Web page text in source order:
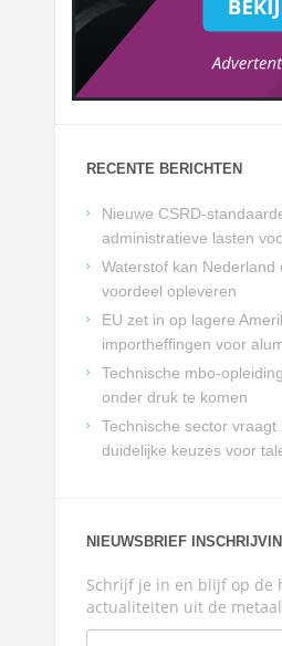
RECENTE BERICHTEN
Nieuwe CSRD-
administratieve lasten
Waterstof kan Nederland
voordeel opleveren
EU zet in op lagere
importheffingen voor
Technische mbo-
onder druk te komen
Technische sector vraagt
duidelijke keuzes voor
NIEUWSBRIEF
Schrijf je in en blijf op de
actualiteiten uit de